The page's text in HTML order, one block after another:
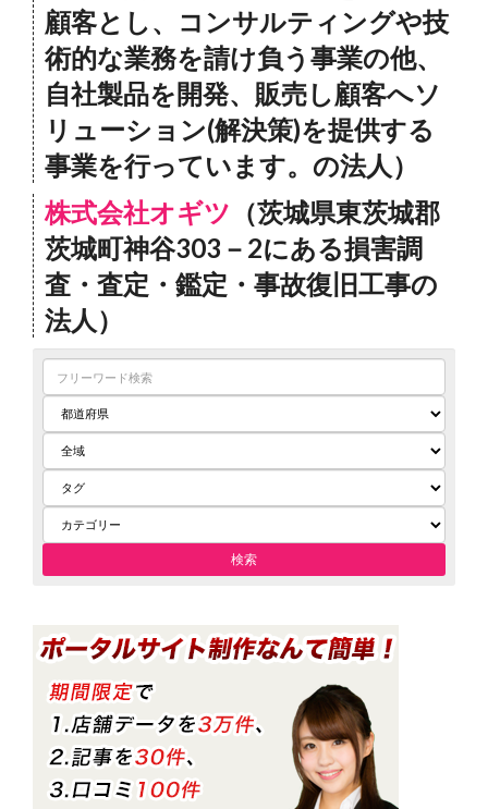
顧客とし、コンサルティングや技
術的な業務を請け負う事業の他、
自社製品を開発、販売し顧客へソ
リューション(解決策)を提供する
事業を行っています。の法人）
株式会社オギツ （茨城県東茨城郡
茨城町神谷303－2にある損害調
査・査定・鑑定・事故復旧工事の
法人）